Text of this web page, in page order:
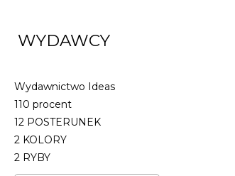
WYDAWCY
Wydawnictwo Ideas
110 procent
12 POSTERUNEK
2 KOLORY
2 RYBY